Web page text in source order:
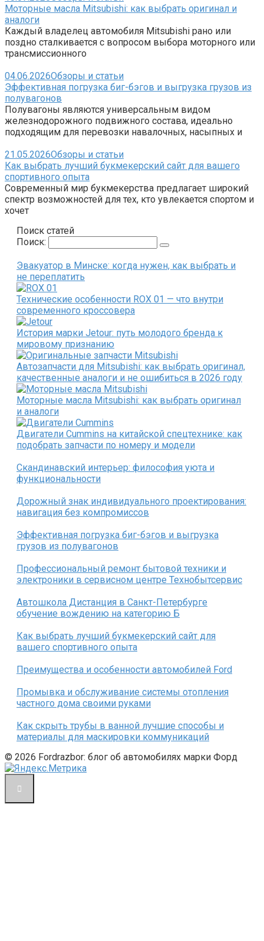
Моторные масла Mitsubishi: как выбрать оригинал и
аналоги
Каждый владелец автомобиля Mitsubishi рано или
поздно сталкивается с вопросом выбора моторного или
трансмиссионного
04.06.2026Обзоры и статьи
Эффективная погрузка биг-бэгов и выгрузка грузов из
полувагонов
Полувагоны являются универсальным видом
железнодорожного подвижного состава, идеально
подходящим для перевозки навалочных, насыпных и
21.05.2026Обзоры и статьи
Как выбрать лучший букмекерский сайт для вашего
спортивного опыта
Современный мир букмекерства предлагает широкий
спектр возможностей для тех, кто увлекается спортом и
хочет
Поиск статей
Поиск:
Эвакуатор в Минске: когда нужен, как выбрать и
не переплатить
Технические особенности ROX 01 — что внутри
современного кроссовера
История марки Jetour: путь молодого бренда к
мировому признанию
Автозапчасти для Mitsubishi: как выбрать оригинал,
качественные аналоги и не ошибиться в 2026 году
Моторные масла Mitsubishi: как выбрать оригинал
и аналоги
Двигатели Cummins на китайской спецтехнике: как
подобрать запчасти по номеру и модели
Скандинавский интерьер: философия уюта и
функциональности
Дорожный знак индивидуального проектирования:
навигация без компромиссов
Эффективная погрузка биг-бэгов и выгрузка
грузов из полувагонов
Профессиональный ремонт бытовой техники и
электроники в сервисном центре Технобытсервис
Автошкола Дистанция в Санкт-Петербурге
обучение вождению на категорию Б
Как выбрать лучший букмекерский сайт для
вашего спортивного опыта
Преимущества и особенности автомобилей Ford
Промывка и обслуживание системы отопления
частного дома своими руками
Как скрыть трубы в ванной лучшие способы и
материалы для маскировки коммуникаций
© 2026 Fordrazbor: блог об автомобилях марки Форд